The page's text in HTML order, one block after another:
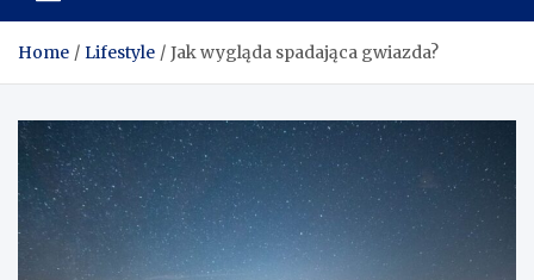
Home Lifestyle Jak wygląda spadająca gwiazda?